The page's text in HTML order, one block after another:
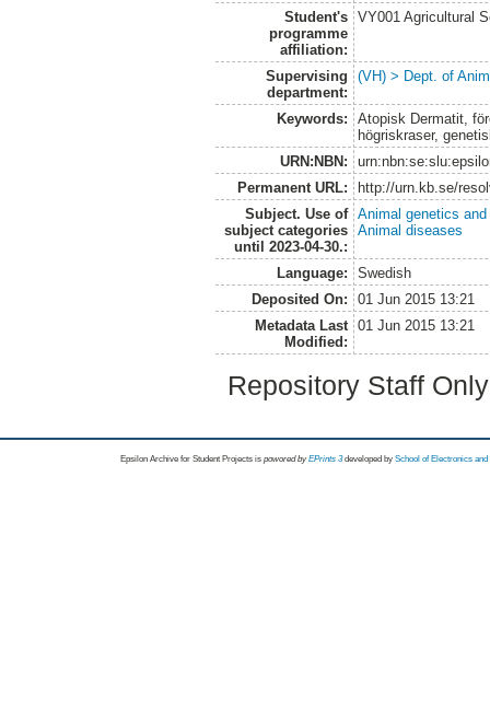
Student's
programme
affiliation:
VY001 Agricultural
Supervising
department:
(VH) > Dept. of
Keywords:
Atopisk Dermatit,
högriskraser,
URN:NBN:
Permanent URL:
http://urn.kb.se/
Subject. Use of
subject categories
until 2023-04-30.:
Animal genetics and
Animal diseases
Language:
Swedish
Deposited On:
01 Jun 2015 13:21
Metadata Last
Modified:
01 Jun 2015 13:21
Repository Staff
Epsilon Archive for Student Projects is powored byEPrints 3 developed by School of Electronics